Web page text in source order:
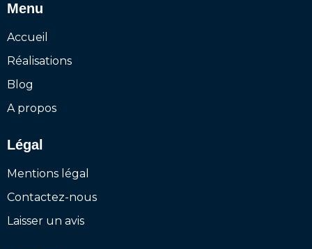
Menu
Accueil
Réalisations
Blog
A propos
Légal
Mentions légal
Contactez-nous
Laisser un avis